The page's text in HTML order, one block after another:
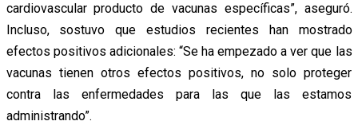
cardiovascular producto de vacunas específicas”, aseguró.
Incluso, sostuvo que estudios recientes han mostrado
efectos positivos adicionales: “Se ha empezado a ver que las
vacunas tienen otros efectos positivos, no solo proteger
contra las enfermedades para las que las estamos
administrando”.